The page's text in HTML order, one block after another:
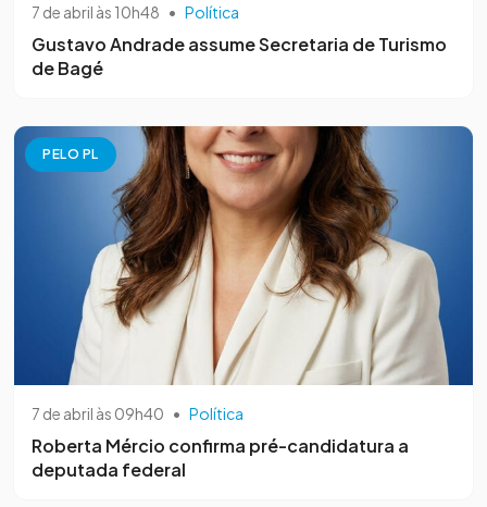
7 de abril às 10h48 • Política
Gustavo Andrade assume Secretaria de Turismo
de Bagé
PELO PL
7 de abril às 09h40 • Política
Roberta Mércio confirma pré-candidatura a
deputada federal